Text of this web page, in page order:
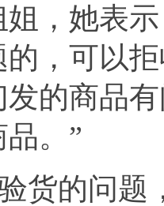
姐，她表
，可以
的商品
。”
货的问题